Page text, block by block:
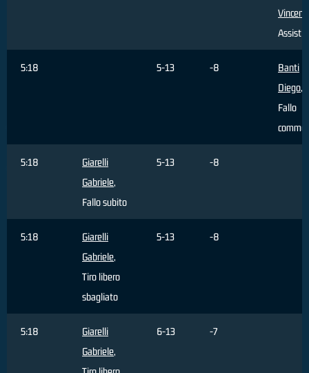
Assist
5:18 5-13 -8
Banti
Diego,
Fallo
5:18
Giarelli
Gabriele,
Fallo subito
5-13 -8
5:18
Giarelli
Gabriele,
Tiro libero
sbagliato
5-13 -8
5:18
Giarelli
Gabriele,
6-13 -7